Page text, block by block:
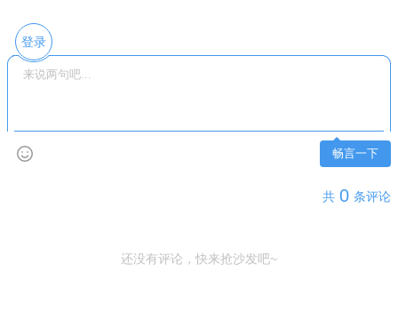
登录
畅言一下
共 0 条评论
还没有评论，快来抢沙发吧~